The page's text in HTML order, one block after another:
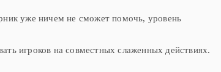
уже ничем не сможет помочь, уровень
игроков на совместных слаженных действиях.